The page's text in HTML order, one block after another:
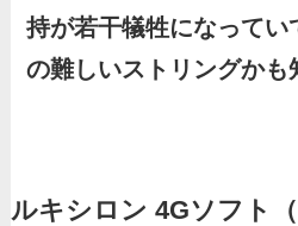
持が若干犠牲になって
の難しいストリングかも
ルキシロン 4Gソフト